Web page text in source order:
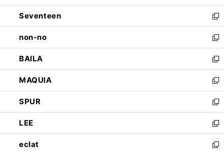
開
く
ウ
で
開
く
ン
ド
ウ
で
開
く
Seventeen
新
し
い
ウ
ィ
ン
ド
ウ
で
開
く
non-no
新
し
い
ウ
ィ
ン
ド
ウ
で
開
く
BAILA
新
し
い
ウ
ィ
ン
ド
ウ
で
MAQUIA
新
し
い
ウ
ィ
ン
ド
SPUR
新
し
い
ウ
ィ
LEE
新
し
い
eclat
新